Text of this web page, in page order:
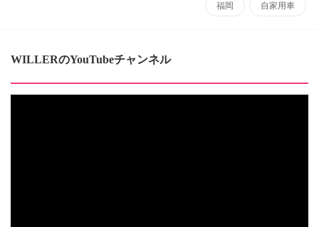
福岡 自家用車
WILLERのYouTubeチャンネル